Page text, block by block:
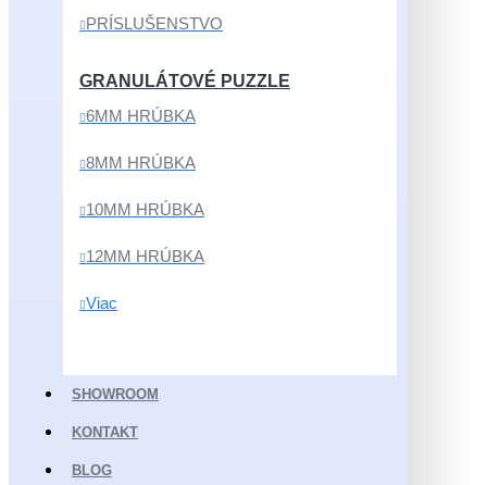
PRÍSLUŠENSTVO
GRANULÁTOVÉ PUZZLE
6MM HRÚBKA
8MM HRÚBKA
10MM HRÚBKA
12MM HRÚBKA
Viac
SHOWROOM
KONTAKT
BLOG